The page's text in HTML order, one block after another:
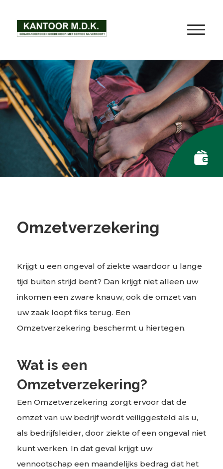
Omzetverzekering
Krijgt u een ongeval of ziekte waardoor u lange
tijd buiten strijd bent? Dan krijgt niet alleen uw
inkomen een zware knauw, ook de omzet van
uw zaak loopt fiks terug. Een
Omzetverzekering beschermt u hiertegen.
Wat is een
Omzetverzekering?
Een Omzetverzekering zorgt ervoor dat de
omzet van uw bedrijf wordt veiliggesteld als u,
als bedrijfsleider, door ziekte of een ongeval niet
kunt werken. In dat geval krijgt uw
vennootschap een maandelijks bedrag dat het